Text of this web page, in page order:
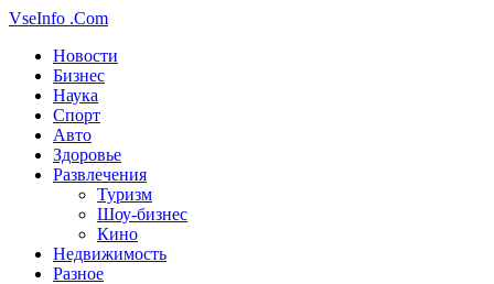
VseInfo .Com
Новости
Бизнес
Наука
Спорт
Авто
Здоровье
Развлечения
Туризм
Шоу-бизнес
Кино
Недвижимость
Разное